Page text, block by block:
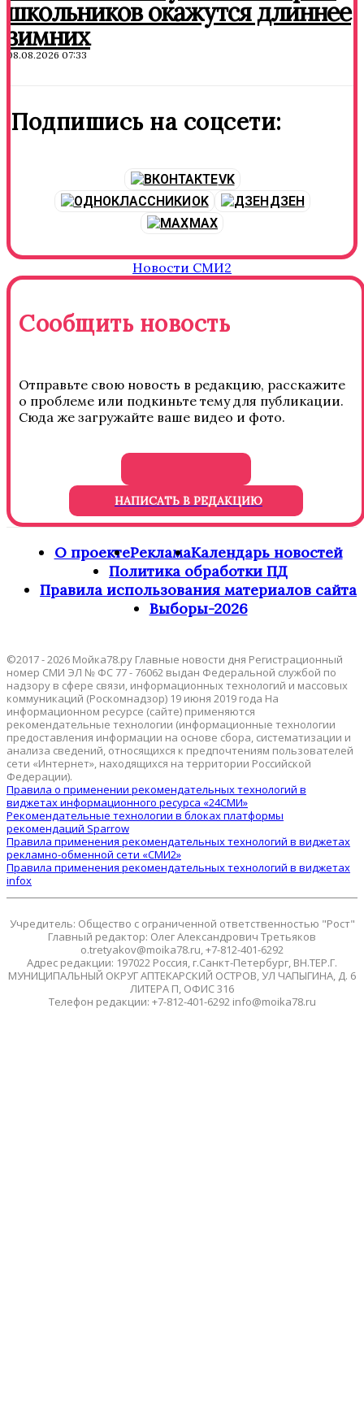
школьников окажутся длиннее
зимних
08.08.2026 07:33
Подпишись на соцсети:
VK
OK
ДЗЕН
MAX
Новости СМИ2
Сообщить новость
Отправьте свою новость в редакцию, расскажите
о проблеме или подкиньте тему для публикации.
Сюда же загружайте ваше видео и фото.
НАПИСАТЬ В РЕДАКЦИЮ
О проектеРекламаКалендарь новостей
Политика обработки ПД
Правила использования материалов сайта
Выборы-2026
©2017 - 2026 Мойка78.ру Главные новости дня Регистрационный
номер СМИ ЭЛ № ФС 77 - 76062 выдан Федеральной службой по
надзору в сфере связи, информационных технологий и массовых
коммуникаций (Роскомнадзор) 19 июня 2019 года На
информационном ресурсе (сайте) применяются
рекомендательные технологии (информационные технологии
предоставления информации на основе сбора, систематизации и
анализа сведений, относящихся к предпочтениям пользователей
сети «Интернет», находящихся на территории Российской
Федерации).
Правила о применении рекомендательных технологий в
виджетах информационного ресурса «24СМИ»
Рекомендательные технологии в блоках платформы
рекомендаций Sparrow
Правила применения рекомендательных технологий в виджетах
рекламно-обменной сети «СМИ2»
Правила применения рекомендательных технологий в виджетах
infox
Учредитель: Общество с ограниченной ответственностью "Рост"
Главный редактор: Олег Александрович Третьяков
o.tretyakov@moika78.ru, +7-812-401-6292
Адрес редакции: 197022 Россия, г.Санкт-Петербург, ВН.ТЕР.Г.
МУНИЦИПАЛЬНЫЙ ОКРУГ АПТЕКАРСКИЙ ОСТРОВ, УЛ ЧАПЫГИНА, Д. 6
ЛИТЕРА П, ОФИС 316
Телефон редакции: +7-812-401-6292 info@moika78.ru